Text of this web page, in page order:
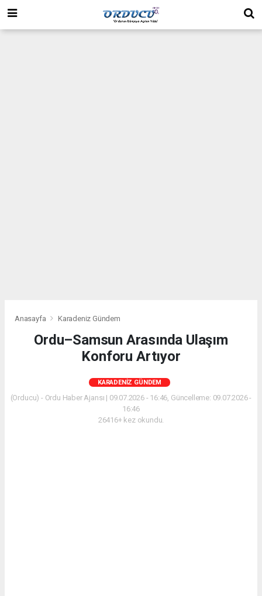
Anasayfa Karadeniz Gündem
Ordu–Samsun Arasında Ulaşım
Konforu Artıyor
KARADENIZ GÜNDEM
(Orducu) - Ordu Haber Ajansı | 09.07.2026 - 16:46, Güncelleme: 09.07.2026 -
16:46
26416+ kez okundu.